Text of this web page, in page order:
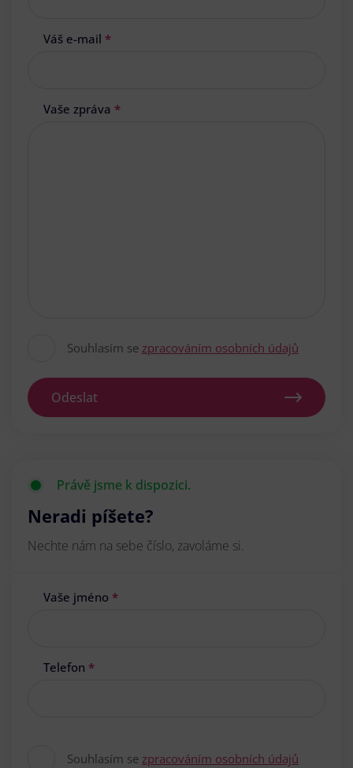
Váš e-mail *
Vaše zpráva *
Souhlasím se zpracováním osobních údajů
Odeslat
Právě jsme k dispozici.
Neradi píšete?
Nechte nám na sebe číslo, zavoláme si.
Vaše jméno *
Telefon *
Souhlasím se zpracováním osobních údajů